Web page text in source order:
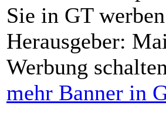
Sie in GT
Herausgeber:
Werbung
mehr Banner in